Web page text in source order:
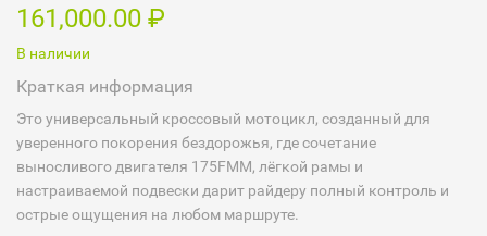
161,000.00 ₽
В наличии
Краткая информация
Это универсальный кроссовый мотоцикл, созданный для
уверенного покорения бездорожья, где сочетание
выносливого двигателя 175FMM, лёгкой рамы и
настраиваемой подвески дарит райдеру полный контроль и
острые ощущения на любом маршруте.